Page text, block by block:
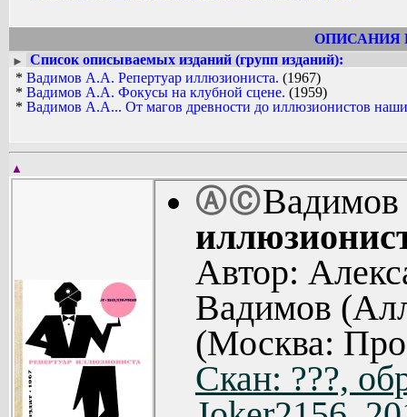
ОПИСАНИЯ
►
Список описываемых изданий (групп изданий):
* Вадимов А.А. Репертуар иллюзиониста. (1967)
* Вадимов А.А. Фокусы на клубной сцене. (1959)
* Вадимов А.А... От магов древности до иллюзионистов
▲
ⒶⒸ
Автор:
Вадимов
(Москва:
Скан: ???,